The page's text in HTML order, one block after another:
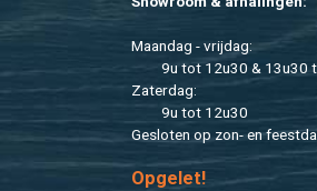
Maan­dag - vrij­dag:
9u tot 12u30 & 13u30
Za­ter­dag:
9u tot 12u30
Ge­slo­ten op zon- en
Op­ge­let!